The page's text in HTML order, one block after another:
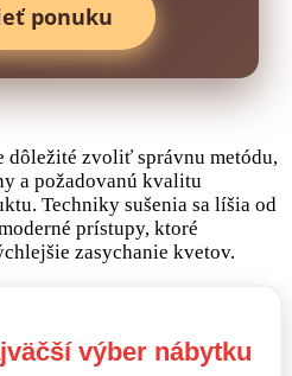
ponuku
dôležité zvoliť správnu metódu,
a požadovanú kvalitu
Techniky sušenia sa líšia od
prístupy, ktoré
zasychanie kvetov.
výber nábytku